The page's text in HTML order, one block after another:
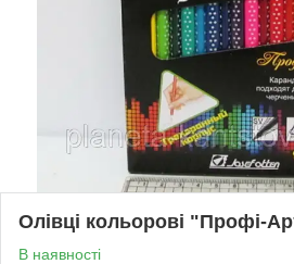
Олівці кольорові "Профі-
В наявності